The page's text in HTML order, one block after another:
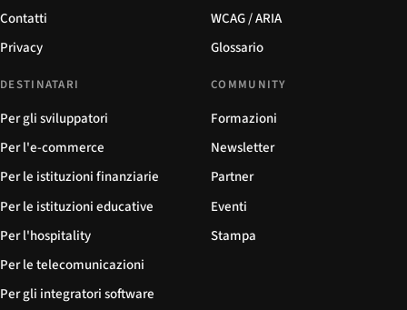
Contatti
Privacy
WCAG / ARIA
Glossario
DESTINATARI
Per gli sviluppatori
Per l'e-commerce
Per le istituzioni finanziarie
Per le istituzioni educative
Per l'hospitality
Per le telecomunicazioni
Per gli integratori software
COMMUNITY
Formazioni
Newsletter
Partner
Eventi
Stampa